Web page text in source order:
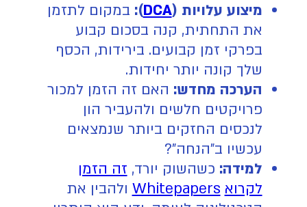
מיצוע עלויות (DCA
): במקום לתזמן
את התחתית, קנה בסכום קבוע
בפרקי זמן קבועים. בירידות, הכסף
שלך קונה יותר יחידות.
הערכה מחדש: האם זה הזמן למכור
פרויקטים חלשים ולהעביר הון
לנכסים החזקים ביותר שנמצאים
עכשיו ב"הנחה"?
למידה: כשהשוק יורד, זה הזמן
לקרוא Whitepapers ולהבין את